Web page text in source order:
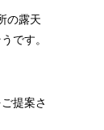
の露天
です。
提案さ